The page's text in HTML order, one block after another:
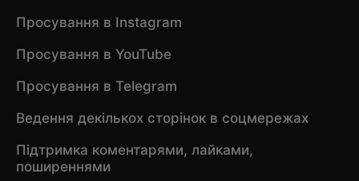
Просування в Instagram
Просування в YouTube
Просування в Telegram
Ведення декількох сторінок в соцмережах
Підтримка коментарями, лайками,
поширеннями